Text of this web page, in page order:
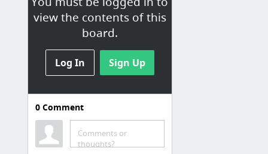
view the contents of this
board.
Log In Sign Up
Бурраскано - УГЛУБЛЕННОЕ ИЗУЧЕНИЕ БОЛЕЗНИ ЛАЙМА (Русский перевод)
Lyme Disease Association
0Comment
Comments or
thoughts?